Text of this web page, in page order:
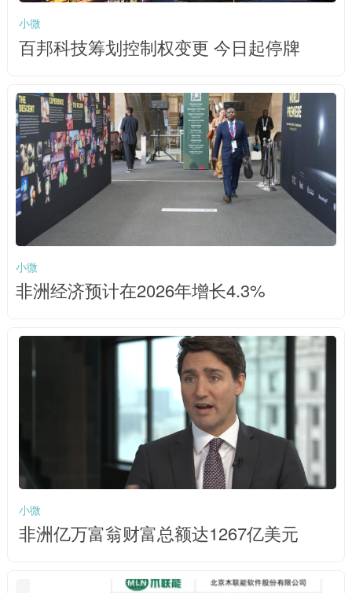
小微
百邦科技筹划控制权变更 今日起停牌
小微
非洲经济预计在2026年增长4.3%
小微
非洲亿万富翁财富总额达1267亿美元